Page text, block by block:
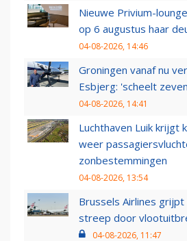
Nieuwe Privium-
op 6 augustus haar
04-08-2026, 14:46
Groningen vanaf nu
Esbjerg: 'scheelt
04-08-2026, 14:41
Luchthaven Luik krijgt
weer
zonbestemmingen
04-08-2026, 13:54
Brussels Airlines
streep door
04-08-2026, 11:47